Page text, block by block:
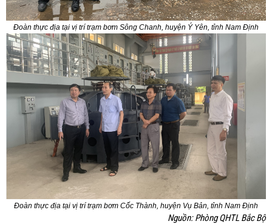
Đoàn thực địa tại vị trí trạm bơm Sông Chanh, huyện Ý Yên, tỉnh Nam Định
Đoàn thực địa tại vị trí trạm bơm Cốc Thành, huyện Vụ Bản, tỉnh Nam Định
Nguồn: Phòng QHTL Bắc Bộ